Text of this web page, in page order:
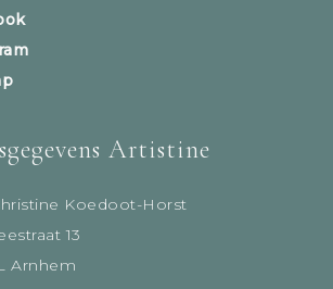
Artistine
Koedoot-Horst
13
Arnhem